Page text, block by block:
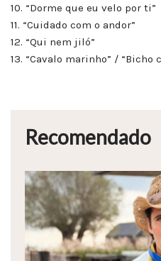
10. “Dorme que eu velo por ti”
11. “Cuidado com o andor”
12. “Qui nem jiló”
13. “Cavalo marinho” / “Bicho
Recomendado